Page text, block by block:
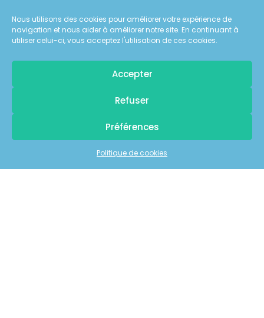
Nous utilisons des cookies pour améliorer votre expérience de
navigation et nous aider à améliorer notre site. En continuant à
utiliser celui-ci, vous acceptez l'utilisation de ces cookies.
Accepter
Refuser
Préférences
Politique de cookies
02
les dernières actualités d'ECT